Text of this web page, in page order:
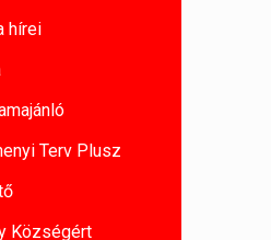
hírei
Terv Plusz
Községért